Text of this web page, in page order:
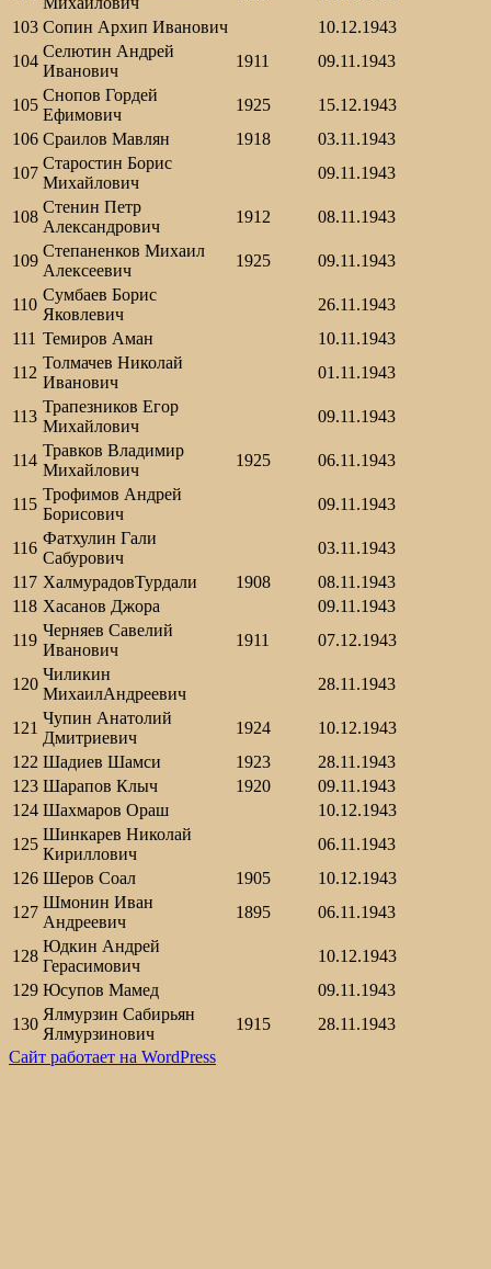
103 Сопин Архип Иванович
10.12.1943
104
Селютин Андрей
Иванович
1911 09.11.1943
105
Снопов Гордей
Ефимович
1925
15.12.1943
106 Сраилов Мавлян 1918
03.11.1943
107
Старостин Борис
Михайлович
09.11.1943
108
Стенин Петр
Александрович
1912 08.11.1943
109
Степаненков Михаил
Алексеевич
1925 09.11.1943
110
Сумбаев Борис
Яковлевич
26.11.1943
111 Темиров Аман
10.11.1943
112
Толмачев Николай
Иванович
01.11.1943
113
Трапезников Егор
Михайлович
09.11.1943
114
Травков Владимир
Михайлович
1925 06.11.1943
115
Трофимов Андрей
Борисович
09.11.1943
116
Фатхулин Гали
Сабурович
03.11.1943
117 ХалмурадовТурдали 1908
08.11.1943
118 Хасанов Джора
09.11.1943
119
Черняев Савелий
Иванович
1911 07.12.1943
120
Чиликин
МихаилАндреевич
28.11.1943
121
Чупин Анатолий
Дмитриевич
1924
10.12.1943
122 Шадиев Шамси 1923
28.11.1943
123 Шарапов Клыч 1920
09.11.1943
124 Шахмаров Ораш
10.12.1943
125
Шинкарев Николай
Кириллович
06.11.1943
126 Шеров Соал 1905
10.12.1943
127
Шмонин Иван
Андреевич
1895 06.11.1943
128
Юдкин Андрей
Герасимович
10.12.1943
129 Юсупов Мамед
09.11.1943
130
Ялмурзин Сабирьян
Ялмурзинович
1915
28.11.1943
Сайт работает на WordPress